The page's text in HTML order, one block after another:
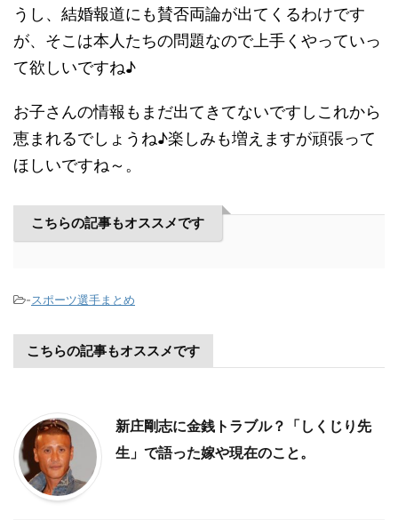
うし、結婚報道にも賛否両論が出てくるわけです
が、そこは本人たちの問題なので上手くやっていっ
て欲しいですね♪
お子さんの情報もまだ出てきてないですしこれから
恵まれるでしょうね♪楽しみも増えますが頑張って
ほしいですね～。
こちらの記事もオススメです
-スポーツ選手まとめ
こちらの記事もオススメです
新庄剛志に金銭トラブル？「しくじり先
生」で語った嫁や現在のこと。